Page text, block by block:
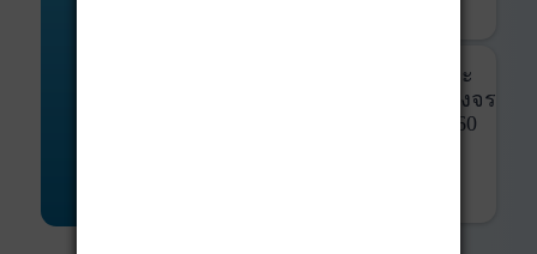
และ
ที่ครบวงจร
360